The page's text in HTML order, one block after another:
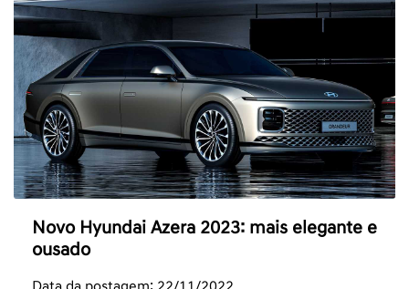
Novo Hyundai Azera 2023: mais elegante e
ousado